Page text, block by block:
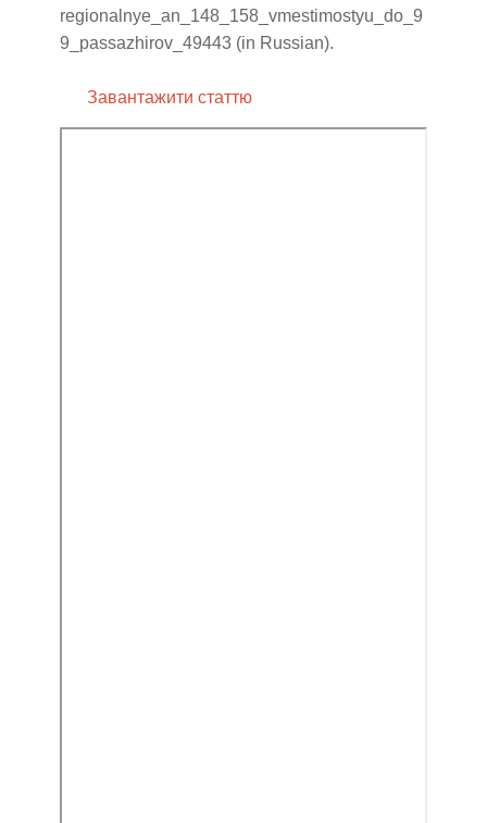
regionalnye_an_148_158_vmestimostyu_do_9
9_passazhirov_49443 (in Russian).
Завантажити статтю